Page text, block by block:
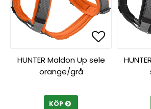
Lägg till
Lägg till
HUNTER Maldon Up sele
orange/grå
KÖP